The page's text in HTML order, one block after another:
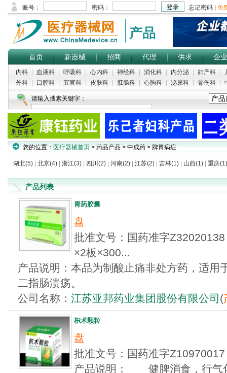
产品
首页 新器械 招商 代理 供求 企业
内科 血液科 呼吸科 心内科 神经科 消化科 内分泌 妇产科
外科
口腔科 五官科 皮肤科 肛肠科 心胸科 泌尿科 骨伤科
请输入搜素关键字：
您的位置： 医疗器械首页 > 药品产品 > 中成药 > 脾胃病症
湖北(5) 北京(4) 浙江(3) 四川(2) 河南(2) 江苏(2) 吉林(1) 山西(1) 重庆(1)
产品列表
胃药胶囊
盘
批准文号：国药准字
×2板×300...
产品说明：本品为制酸止痛非处方药，适用
二指肠溃疡。
公司名称： 江苏亚邦药业集团股份有限公司 (
枳术颗粒
盘
批准文号：国药准字
产品说明： 健脾消食，行气